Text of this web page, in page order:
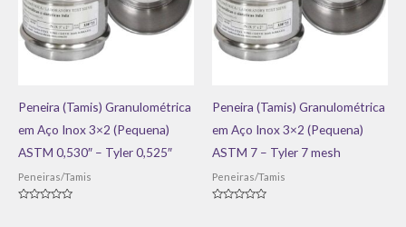
Peneira (Tamis) Granulométrica
em Aço Inox 3×2 (Pequena)
ASTM 0,530″ – Tyler 0,525″
Peneiras/Tamis
Peneira (Tamis) Granulométrica
em Aço Inox 3×2 (Pequena)
ASTM 7 – Tyler 7 mesh
Peneiras/Tamis